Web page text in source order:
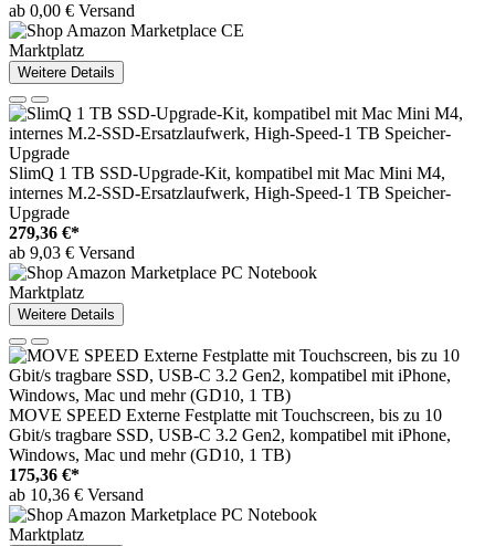
ab 0,00 € Versand
Marktplatz
Weitere Details
SlimQ 1 TB SSD-Upgrade-Kit, kompatibel mit Mac Mini M4,
internes M.2-SSD-Ersatzlaufwerk, High-Speed-1 TB Speicher-
Upgrade
279,36 €*
ab 9,03 € Versand
Marktplatz
Weitere Details
MOVE SPEED Externe Festplatte mit Touchscreen, bis zu 10
Gbit/s tragbare SSD, USB-C 3.2 Gen2, kompatibel mit iPhone,
Windows, Mac und mehr (GD10, 1 TB)
175,36 €*
ab 10,36 € Versand
Marktplatz